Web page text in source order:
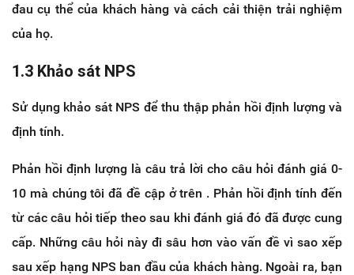
đau cụ thể của khách hàng và cách cải thiện trải nghiệm
của họ.
1.3 Khảo sát NPS
Sử dụng khảo sát NPS để thu thập phản hồi định lượng và
định tính.
Phản hồi định lượng là câu trả lời cho câu hỏi đánh giá 0-
10 mà chúng tôi đã đề cập ở trên . Phản hồi định tính đến
từ các câu hỏi tiếp theo sau khi đánh giá đó đã được cung
cấp. Những câu hỏi này đi sâu hơn vào vấn đề vì sao xếp
sau xếp hạng NPS ban đầu của khách hàng. Ngoài ra, bạn